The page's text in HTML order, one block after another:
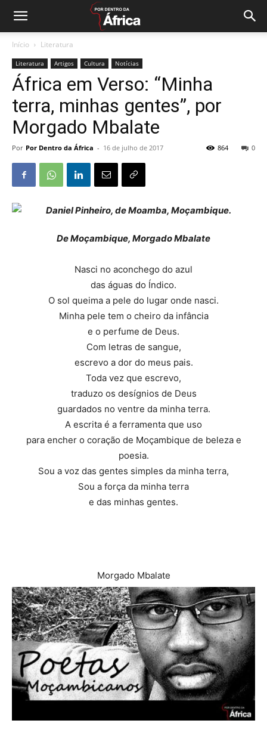
Início Literatura
Literatura Artigos Cultura Notícias
África em Verso: “Minha
terra, minhas gentes”, por
Morgado Mbalate
Por Por Dentro da África - 16 de julho de 2017 0
864
De Moçambique, Morgado Mbalate
Nasci no aconchego do azul
das águas do Índico.
O sol queima a pele do lugar onde nasci.
Minha pele tem o cheiro da infância
e o perfume de Deus.
Com letras de sangue,
escrevo a dor do meus pais.
Toda vez que escrevo,
traduzo os desígnios de Deus
guardados no ventre da minha terra.
A escrita é a ferramenta que uso
para encher o coração de Moçambique de beleza e
poesia.
Sou a voz das gentes simples da minha terra,
Sou a força da minha terra
e das minhas gentes.
Morgado Mbalate